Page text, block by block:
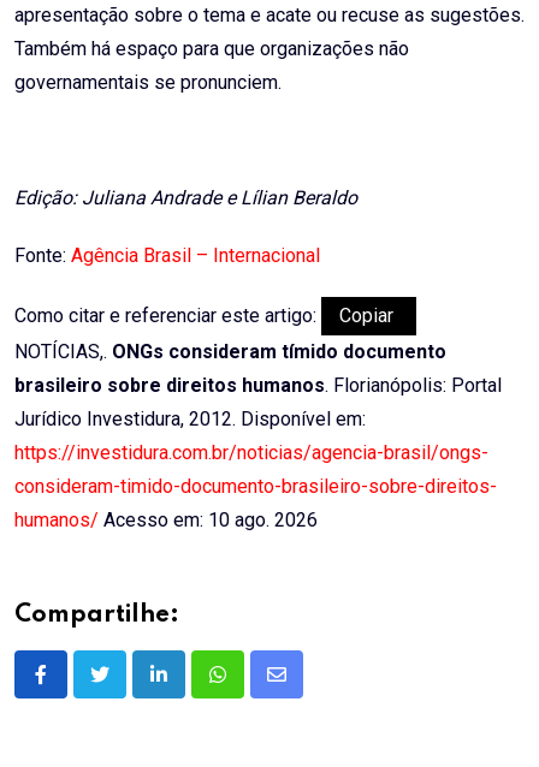
apresentação sobre o tema e acate ou recuse as sugestões.
Também há espaço para que organizações não
governamentais se pronunciem.
Edição: Juliana Andrade e Lílian Beraldo
Fonte: Agência Brasil – Internacional
Como citar e referenciar este artigo:
Copiar
NOTÍCIAS,. ONGs consideram tímido documento
brasileiro sobre direitos humanos. Florianópolis: Portal
Jurídico Investidura, 2012. Disponível em:
https://investidura.com.br/noticias/agencia-brasil/ongs-
consideram-timido-documento-brasileiro-sobre-direitos-
humanos/ Acesso em: 10 ago. 2026
Compartilhe:
LinkedInWhatsappShare